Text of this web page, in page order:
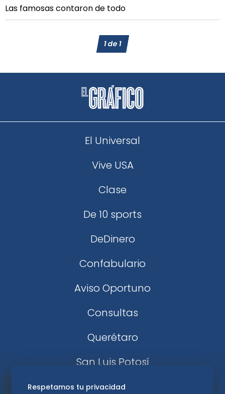
Las famosas contaron de todo
1de1
El Universal
Vive USA
Clase
De 10 sports
DeDinero
Confabulario
Aviso Oportuno
Consultas
Querétaro
San Luis Potosí
Edomex
Respetamos tu privacidad